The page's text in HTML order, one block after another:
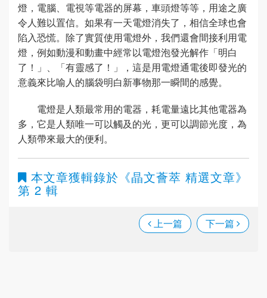
燈，電腦、電視等電器的屏幕，車頭燈等等，用途之廣
令人難以置信。如果有一天電燈消失了，相信全球也會
陷入恐慌。除了實質使用電燈外，我們還會間接利用電
燈，例如動漫和動畫中經常以電燈泡發光解作「明白
了！」、「有靈感了！」，這是用電燈通電後即發光的
意義來比喻人的腦袋明白新事物那一瞬間的感覺。
電燈是人類最常用的電器，耗電量遠比其他電器為
多，它是人類唯一可以觸及的光，更可以調節光度，為
人類帶來最大的便利。
本文章獲輯錄於 《晶文薈萃 精選文章》
第 2 輯
上一篇 下一篇